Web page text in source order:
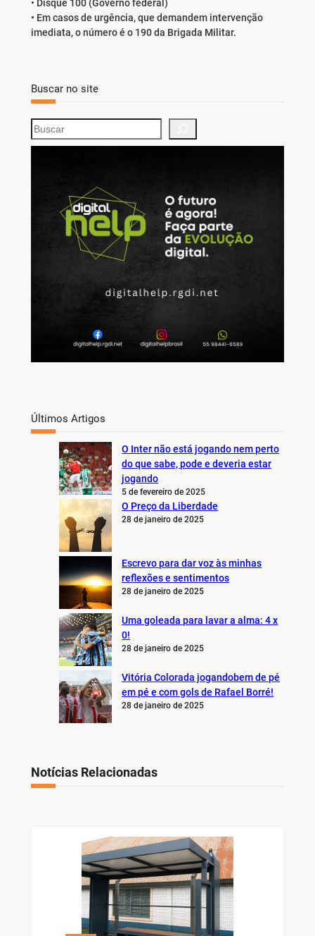
• Disque 100 (Governo federal)
• Em casos de urgência, que demandem intervenção
imediata, o número é o 190 da Brigada Militar.
Buscar no site
S
e
Últimos Artigos
O Inter não está jogando nem perto
do que sabe, pode e deveria estar
jogando
5 de fevereiro de 2025
O Preço da Liberdade
28 de janeiro de 2025
Escrevo para dar voz às minhas
reflexões e sentimentos
28 de janeiro de 2025
Uma goleada para lavar a alma: 4 x
0!
28 de janeiro de 2025
Vitória Colorada jogandobem de pé
em pé e com gols de Rafael Borré!
28 de janeiro de 2025
Notícias Relacionadas